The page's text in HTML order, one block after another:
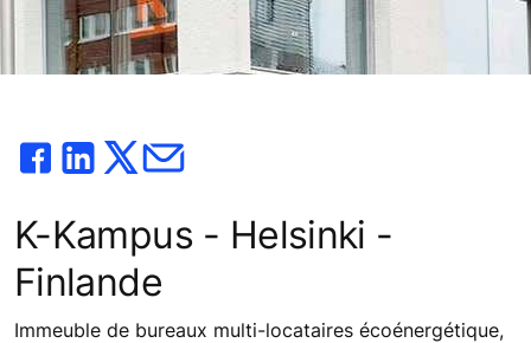
K-Kampus - Helsinki -
Finlande
Immeuble de bureaux multi-locataires écoénergétique,